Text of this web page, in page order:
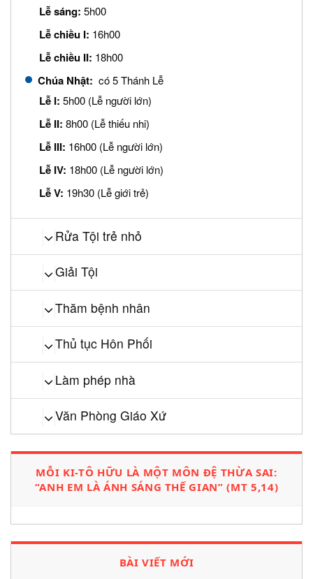
Lễ sáng: 5h00
Lễ chiều I: 16h00
Lễ chiều II: 18h00
Chúa Nhật: có 5 Thánh Lễ
Lễ I: 5h00 (Lễ người lớn)
Lễ II: 8h00 (Lễ thiếu nhi)
Lễ III: 16h00 (Lễ người lớn)
Lễ IV: 18h00 (Lễ người lớn)
Lễ V: 19h30 (Lễ giới trẻ)
Rửa Tội trẻ nhỏ
Giải Tội
Thăm bệnh nhân
Thủ tục Hôn Phối
Làm phép nhà
Văn Phòng Giáo Xứ
MỖI KI-TÔ HỮU LÀ MỘT MÔN ĐỆ THỪA SAI:
“ANH EM LÀ ÁNH SÁNG THẾ GIAN” (MT 5,14)
BÀI VIẾT MỚI